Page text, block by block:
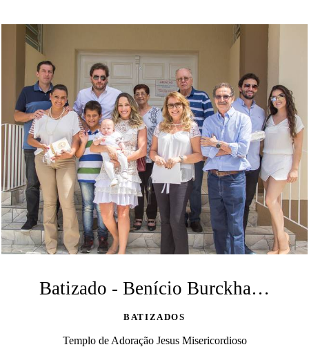
Batizado - Benício Burckhardt
BATIZADOS
Templo de Adoração Jesus Misericordioso